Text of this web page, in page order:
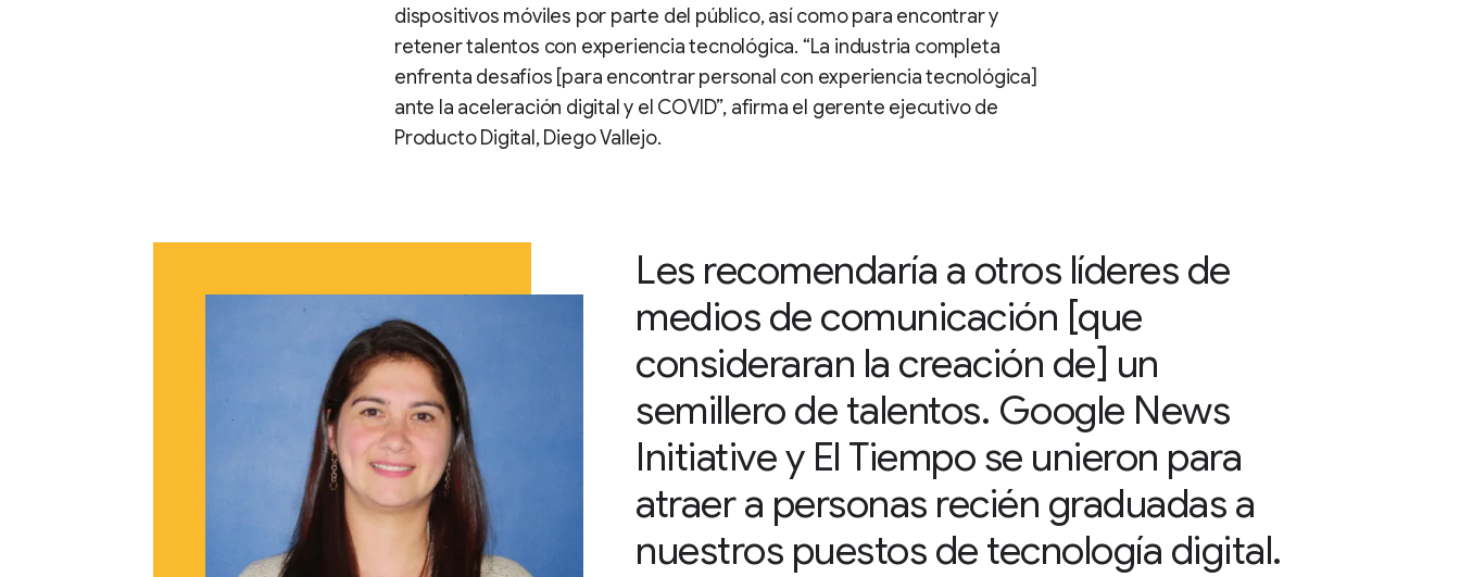
dispositivos móviles por parte del público, así como para encontrar y
retener talentos con experiencia tecnológica. “La industria completa
enfrenta desafíos [para encontrar personal con experiencia tecnológica]
ante la aceleración digital y el COVID”, afirma el gerente ejecutivo de
Producto Digital, Diego Vallejo.
Les recomendaría a otros líderes de
medios de comunicación [que
consideraran la creación de] un
semillero de talentos. Google News
Initiative y El Tiempo se unieron para
atraer a personas recién graduadas a
nuestros puestos de tecnología digital.